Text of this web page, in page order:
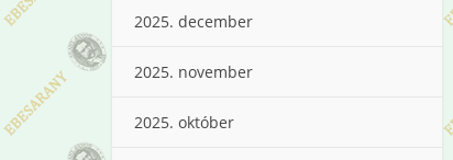
2025. december
2025. november
2025. október